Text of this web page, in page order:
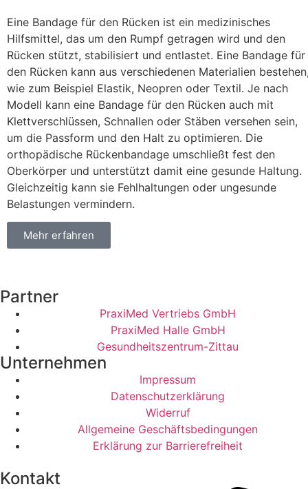
Eine Bandage für den Rücken ist ein medizinisches
Hilfsmittel, das um den Rumpf getragen wird und den
Rücken stützt, stabilisiert und entlastet. Eine Bandage für
den Rücken kann aus verschiedenen Materialien
wie zum Beispiel Elastik, Neopren oder Textil. Je nach
Modell kann eine Bandage für den Rücken auch mit
Klettverschlüssen, Schnallen oder Stäben versehen sein,
um die Passform und den Halt zu optimieren. Die
orthopädische Rückenbandage umschließt fest den
Oberkörper und unterstützt damit eine gesunde Haltung.
Gleichzeitig kann sie Fehlhaltungen oder ungesunde
Belastungen vermindern.
Mehr erfahren
Partner
PraxiMed Vertriebs GmbH
PraxiMed Halle GmbH
Gesundheitszentrum-Zittau
Unternehmen
Impressum
Datenschutzerklärung
Widerruf
Allgemeine Geschäftsbedingungen
Erklärung zur Barrierefreiheit
Kontakt